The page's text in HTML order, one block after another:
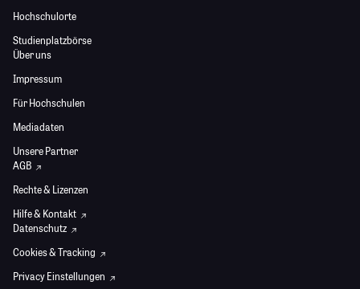
Hochschulorte
Studienplatzbörse
Über uns
Impressum
Für Hochschulen
Mediadaten
Unsere Partner
AGB
Rechte & Lizenzen
Hilfe & Kontakt
Datenschutz
Cookies & Tracking
Privacy Einstellungen